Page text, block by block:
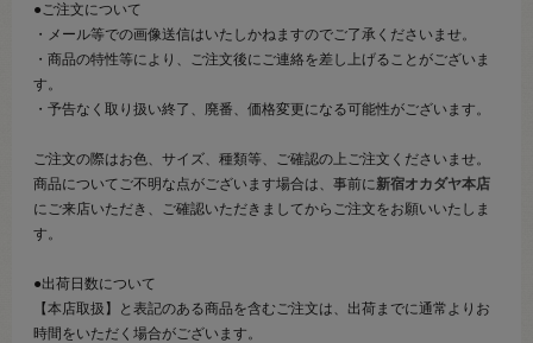
●ご注文について
・メール等での画像送信はいたしかねますのでご了承くださいませ。
・商品の特性等により、ご注文後にご連絡を差し上げることがございま
す。
・予告なく取り扱い終了、廃番、価格変更になる可能性がございます。
ご注文の際はお色、サイズ、種類等、ご確認の上ご注文くださいませ。
商品についてご不明な点がございます場合は、事前に新宿オカダヤ本店
にご来店いただき、ご確認いただきましてからご注文をお願いいたしま
す。
●出荷日数について
【本店取扱】と表記のある商品を含むご注文は、出荷までに通常よりお
時間をいただく場合がございます。